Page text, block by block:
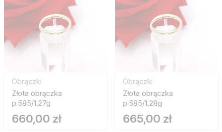
Obrączki
Złota obrączka
p.585/1,27g
660,00 zł
Obrączki
Złota obrączka
p.585/1,28g
665,00 zł